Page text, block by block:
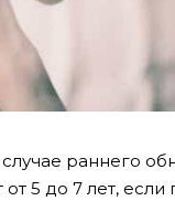
раннего
5 до 7 лет, если